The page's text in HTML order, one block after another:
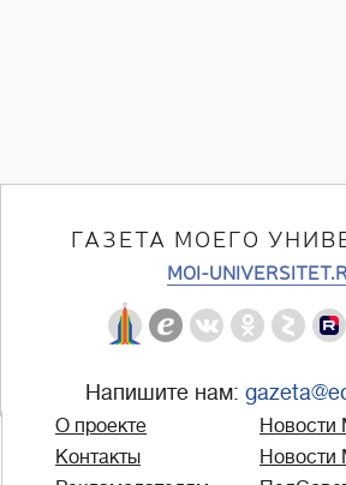
ГАЗЕТА МОЕГО
MOI-
Напишите нам:
О проекте
Контакты
Новости